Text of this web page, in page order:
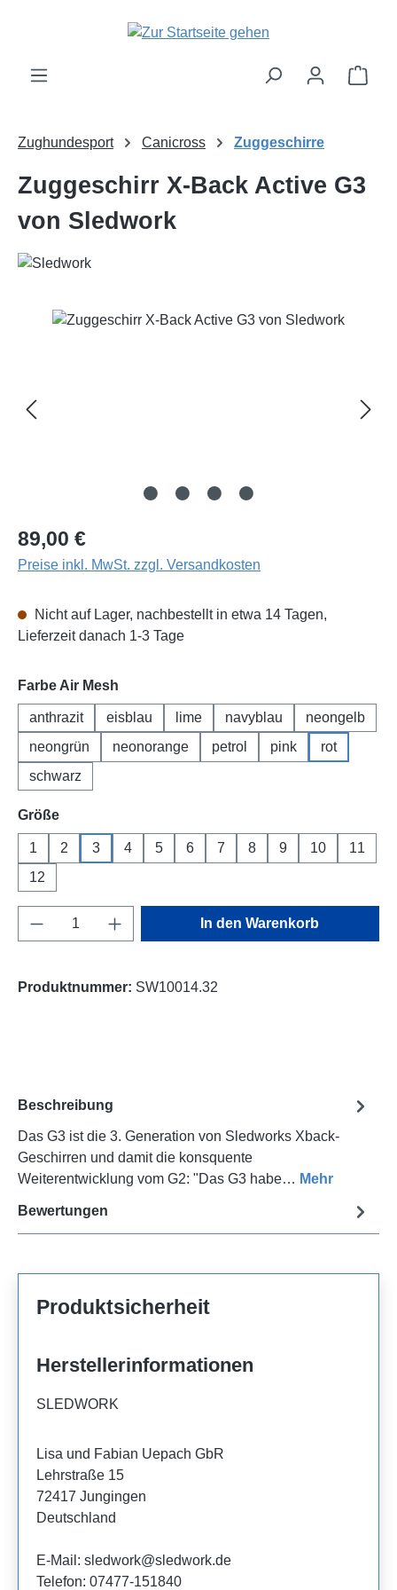
Zum Hauptinhalt springen
Zughundesport Canicross Zuggeschirre
Zuggeschirr X-Back Active G3
von Sledwork
Bildergalerie überspringen
Regulärer Preis:
89,00 €
Preise inkl. MwSt. zzgl. Versandkosten
Nicht auf Lager, nachbestellt in etwa 14 Tagen,
Lieferzeit danach 1-3 Tage
Farbe Air Mesh
anthrazit eisblau lime navyblau
neongelb
neongrün
neonorange petrol pink
rot
schwarz
Größeauswählen
1 2 3 4 5 6 7 8 9 10
11
12
Produkt Anzahl: Gib den gewünschten
In den Warenkorb
Produktnummer: SW10014.32
Beschreibung
Das G3 ist die 3. Generation von Sledworks Xback-
Geschirren und damit die konsquente
Weiterentwicklung vom G2: "Das G3 habe… Mehr
Bewertungen
Produktsicherheit
Herstellerinformationen
SLEDWORK
Lisa und Fabian Uepach GbR
Lehrstraße 15
72417 Jungingen
Deutschland
E-Mail: sledwork@sledwork.de
Telefon: 07477-151840